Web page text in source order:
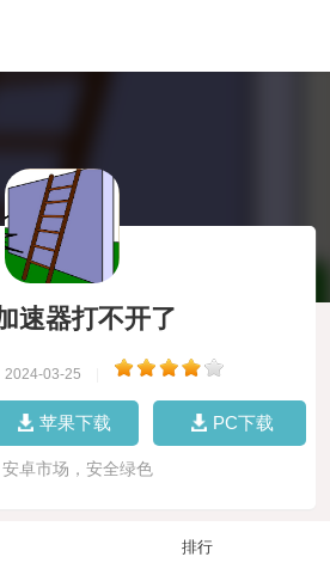
速器打不开了
2024-03-25
苹果下载 PC下载
安卓市场，安全绿色
排行